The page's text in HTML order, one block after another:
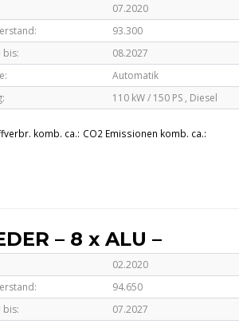
07.2020
93.300
bis:
08.2027
Automatik
110 kW / 150 PS , Diesel
komb. ca.: CO2 Emissionen komb. ca.:
– 8 x ALU –
02.2020
94.650
bis:
07.2027